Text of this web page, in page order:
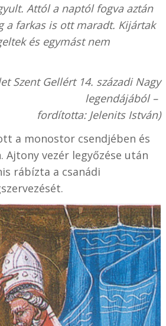
Attól a naptól fogva aztán
a farkas is ott maradt. Kijártak
és egymást nem
Szent Gellért 14. századi Nagy
legendájából –
fordította: Jelenits István)
a monostor csendjében és
Ajtony vezér legyőzése után
rábízta a csanádi